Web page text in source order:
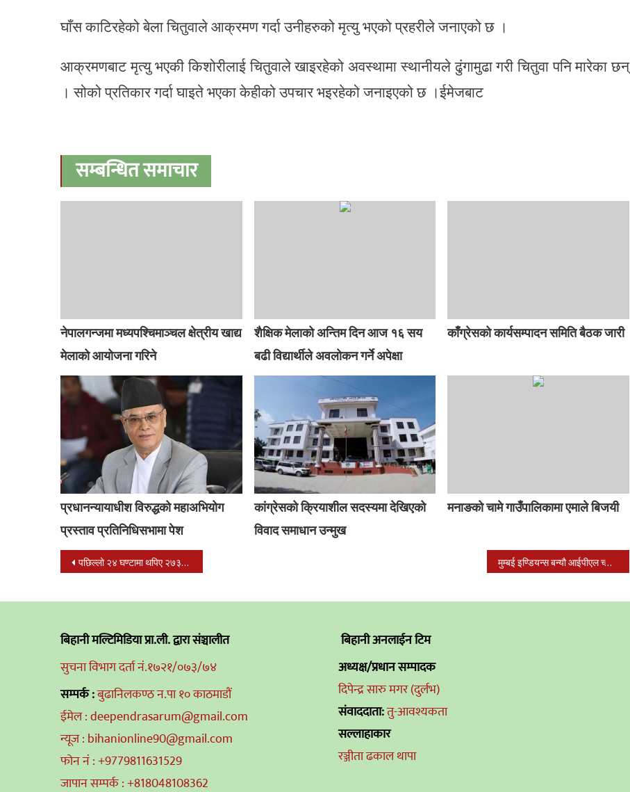
घाँस काटिरहेको बेला चितुवाले आक्रमण गर्दा उनीहरुको मृत्यु भएको प्रहरीले जनाएको छ ।
आक्रमणबाट मृत्यु भएकी किशोरीलाई चितुवाले खाइरहेको अवस्थामा स्थानीयले ढुंगामुढा गरी चितुवा पनि मारेका छन्
। सोको प्रतिकार गर्दा घाइते भएका केहीको उपचार भइरहेको जनाइएको छ ।ईमेजबाट
सम्बन्धित समाचार
नेपालगन्जमा मध्यपश्चिमाञ्चल क्षेत्रीय खाद्य
मेलाको आयोजना गरिने
शैक्षिक मेलाको अन्तिम दिन आज १६ सय
बढी विद्यार्थीले अवलोकन गर्ने अपेक्षा
काँग्रेसको कार्यसम्पादन समिति बैठक जारी
प्रधानन्यायाधीश विरुद्धको महाअभियोग
प्रस्ताव प्रतिनिधिसभामा पेश
कांग्रेसको क्रियाशील सदस्यमा देखिएको
विवाद समाधान उन्मुख
मनाङको चामे गाउँपालिकामा एमाले बिजयी
Post
पछिल्लो २४ घण्टामा थपिए २७३६ जना संक्रमित, २२ जनाको मृत्यु, ८५३ डिस्चार्ज मुम्बई इण्डियन्स बन्यौ आईपीएल च्याम्पियन
बिहानी मल्टिमिडिया प्रा.ली. द्वारा संञ्चालीत
सुचना विभाग दर्ता नं.१७२१/०७३/७४
सम्पर्क :बुढानिलकण्ठ न.पा १० काठमाडौं
ईमेल : deependrasarum@gmail.com
न्यूज : bihanionline90@gmail.com
फोन नं : +9779811631529
जापान सम्पर्क : +818048108362
बिहानी अनलाईन टिम
अध्यक्ष/प्रधान सम्पादक
दिपेन्द्र सारु मगर (दुर्लभ)
संवाददाता:तु-आवश्यकता
सल्लाहाकार
रञ्जीता ढकाल थापा